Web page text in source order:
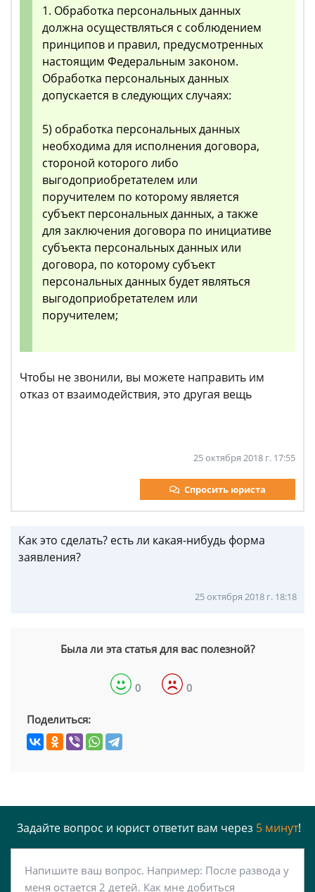
1. Обработка персональных данных
должна осуществляться с соблюдением
принципов и правил, предусмотренных
настоящим Федеральным законом.
Обработка персональных данных
допускается в следующих случаях:
5) обработка персональных данных
необходима для исполнения договора,
стороной которого либо
выгодоприобретателем или
поручителем по которому является
субъект персональных данных, а также
для заключения договора по инициативе
субъекта персональных данных или
договора, по которому субъект
персональных данных будет являться
выгодоприобретателем или
поручителем;
Чтобы не звонили, вы можете направить им
отказ от взаимодействия, это другая вещь
25 октября 2018 г. 17:55
Спросить юриста
Как это сделать? есть ли какая-нибудь форма
заявления?
25 октября 2018 г. 18:18
Была ли эта статья для вас полезной?
0 0
Поделиться:
Задайте вопрос и юрист ответит вам через 5 минут!